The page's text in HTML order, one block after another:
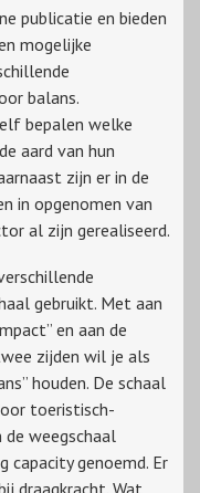
publicatie en bieden
mogelijke
balans.
bepalen welke
aard van hun
zijn er in de
in opgenomen van
al zijn gerealiseerd.
gebruikt. Met aan
en aan de
zijden wil je als
houden. De schaal
toeristisch-
de weegschaal
genoemd. Er